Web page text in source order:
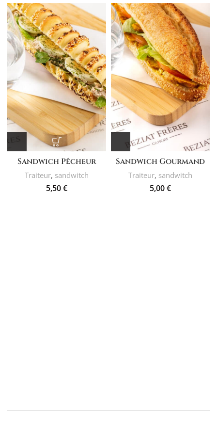
Sandwich Pêcheur
Traiteur, sandwitch
5,50€
Sandwich Gourmand
Traiteur, sandwitch
5,00€